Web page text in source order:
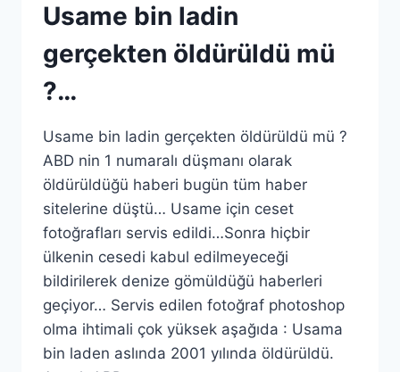
Usame bin ladin
gerçekten öldürüldü mü
?…
Usame bin ladin gerçekten öldürüldü mü ?
ABD nin 1 numaralı düşmanı olarak
öldürüldüğü haberi bugün tüm haber
sitelerine düştü… Usame için ceset
fotoğrafları servis edildi…Sonra hiçbir
ülkenin cesedi kabul edilmeyeceği
bildirilerek denize gömüldüğü haberleri
geçiyor… Servis edilen fotoğraf photoshop
olma ihtimali çok yüksek aşağıda : Usama
bin laden aslında 2001 yılında öldürüldü.